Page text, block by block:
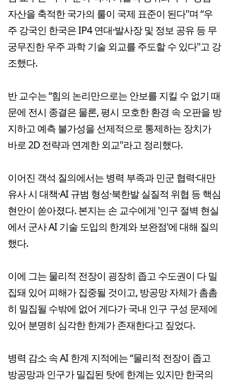
자산을 축적한 국가의 룰이 국제 표준이 된다"며 “우
주 강국인 한국은 IP4 연대·발사장 및 정보 공유 등 무
궁무진한 우주 과학 기술 외교를 주도할 수 있다"고 강
조했다.
반 교수는 “힘의 논리만으로는 안보를 지킬 수 없기 때
문에 전시 종결은 물론, 평시 모호한 환경 속 오판을 방
지하고 예측 불가성을 선제적으로 통제하는 장치가
바로 2D 전략과 연계한 외교"라고 정리했다.
이어진 객석 질의에서는 병력 부족과 민군 협력·대만
유사 시 대책·AI 규범 형성·북한발 실질적 위협 등 핵심
현안이 쏟아졌다. 본지는 손 교수에게 '인구 절벽 현실
에서 군사 AI 기술 도입의 한계와 보완점'에 대해 질의
했다.
이에 그는 물리적 전장이 굉장히 좁고 수도권이 다 밀
집돼 있어 피해가 집중될 것이고, 방공망 자체가 촘촘
히 밀집될 수밖에 없어 게다가 국내 인구 구성 문제에
있어 분명히 심각한 한계가 존재한다고 짚었다.
병력 감소 속 AI 한계 지적에는 “물리적 전장이 좁고
방공망과 인구가 밀집된 탓에 한계는 있지만 한국의